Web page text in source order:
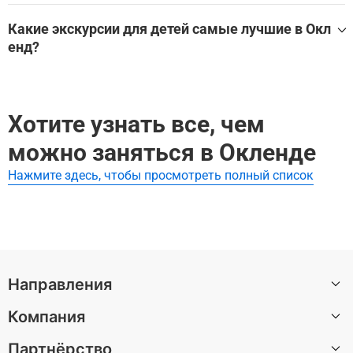
Посмотреть все достопримечательности в Окленд
д для дождливой погоды:
USS Hornet (Музей моря, авиации и космонавтики): вх
Какие экскурсии для детей самые лучшие в Окл
енд?
Хотите узнать все, чем
можно заняться в Окленде
Нажмите здесь, чтобы просмотреть полный список
Направления
Санкт-Петербург
Компания
Партнёрство